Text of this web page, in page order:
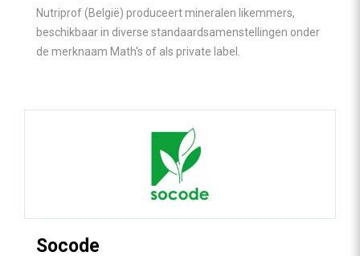
Nutriprof (België) produceert mineralen likemmers,
beschikbaar in diverse standaardsamenstellingen onder
de merknaam Math's of als private label.
Socode